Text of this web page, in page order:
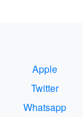
Apple
Twitter
Whatsapp